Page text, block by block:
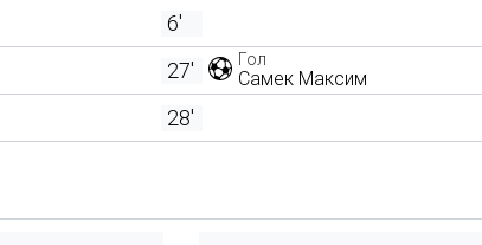
6'
27'
Гол
Самек Максим
28'